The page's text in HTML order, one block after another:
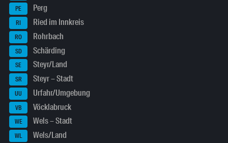
PE Perg
RI Ried im Innkreis
RO Rohrbach
SD Schärding
SE Steyr/Land
SR Steyr – Stadt
UU Urfahr/Umgebung
VB Vöcklabruck
WE Wels – Stadt
WL Wels/Land